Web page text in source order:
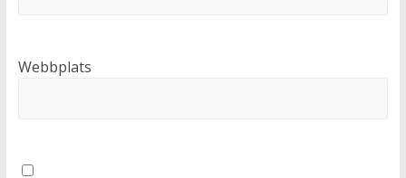
Webbplats